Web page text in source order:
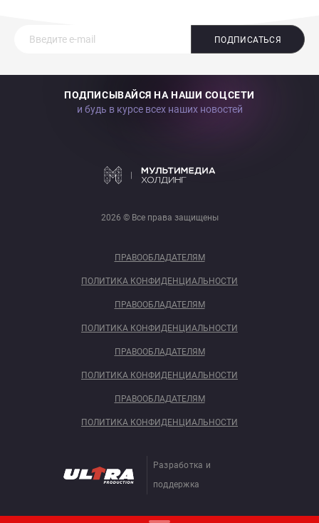
ПОДПИСАТЬСЯ
ПОДПИСЫВАЙСЯ НА НАШИ СОЦСЕТИ
и будь в курсе всех наших новостей
2026 © Все права защищены
ПРАВООБЛАДАТЕЛЯМ
ПОЛИТИКА КОНФИДЕНЦИАЛЬНОСТИ
ПРАВООБЛАДАТЕЛЯМ
ПОЛИТИКА КОНФИДЕНЦИАЛЬНОСТИ
ПРАВООБЛАДАТЕЛЯМ
ПОЛИТИКА КОНФИДЕНЦИАЛЬНОСТИ
ПРАВООБЛАДАТЕЛЯМ
ПОЛИТИКА КОНФИДЕНЦИАЛЬНОСТИ
Разработка и
поддержка